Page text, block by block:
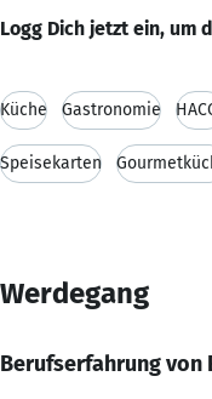
Logg Dich jetzt ein, um
Küche Gastronomie
Speisekarten
Werdegang
Berufserfahrung von